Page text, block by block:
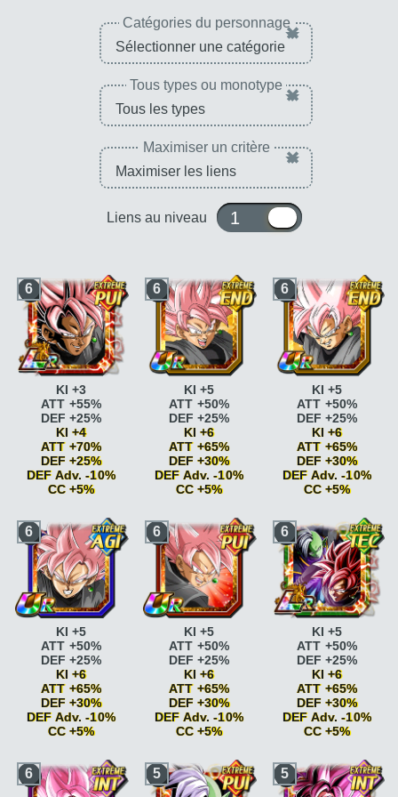
Catégories du personnage×
Tous types ou monotype ×
Maximiser un critère ×
Liens au niveau 1 ou 10
6
Kamehameha
ATT
+5% si ATT SP
KamehamehaATT
+10% si ATT SP
Combat acharnéATT
+15%
Combat acharnéATT
+20%
ATT +25% DEF
+25% <=80% HP
ATT +25% DEF
+25%
Peur et désespoir
+2
Peur et désespoir
+2 DEF Adv. -10%
CauchemarATT
+15%
KI +3
ATT +55%
DEF +25%
KI +4
ATT +70%
DEF +25%
DEF Adv. -10%
CC +5%
6
Paré au combatKI
+2
Paré au combatKI
+2 ATT +5% DEF +5%
Combat acharnéATT
+15%
Combat acharnéATT
+20%
ATT +25% DEF
+25% <=80% HP
ATT +25% DEF
+25%
Peur et désespoir
+2
Peur et désespoir
+2 DEF Adv. -10%
CauchemarATT
+15%
KI +5
ATT +50%
DEF +25%
KI +6
ATT +65%
DEF +30%
DEF Adv. -10%
CC +5%
6
Paré au combatKI
+2
Paré au combatKI
+2 ATT +5% DEF +5%
Combat acharnéATT
+15%
Combat acharnéATT
+20%
ATT +25% DEF
+25% <=80% HP
ATT +25% DEF
+25%
Peur et désespoir
+2
Peur et désespoir
+2 DEF Adv. -10%
CauchemarATT
+15%
KI +5
ATT +50%
DEF +25%
KI +6
ATT +65%
DEF +30%
DEF Adv. -10%
CC +5%
6
Paré au combatKI
+2
Paré au combatKI
KI +5
ATT +50%
DEF +25%
KI +6
ATT +65%
DEF +30%
DEF Adv. -10%
CC +5%
6
Paré au combatKI
+2
Paré au combatKI
KI +5
ATT +50%
DEF +25%
KI +6
ATT +65%
DEF +30%
DEF Adv. -10%
CC +5%
6
Paré au combatKI
+2
Paré au combatKI
KI +5
ATT +50%
DEF +25%
KI +6
ATT +65%
DEF +30%
DEF Adv. -10%
CC +5%
6 5 5